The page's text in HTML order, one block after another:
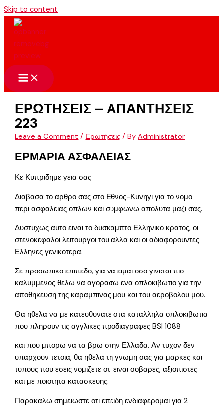
Skip to content
ΕΡΩΤΗΣΕΙΣ – ΑΠΑΝΤΗΣΕΙΣ
223
Leave a Comment / Ερωτήσεις / ByAdministrator
ΕΡΜΑΡΙΑ ΑΣΦΑΛΕΙΑΣ
Κε Κυπριδημε γεια σας
Διαβασα το αρθρο σας στο Εθνος-Κυνηγι για το νομο
περι ασφαλειας οπλων και συμφωνω απολυτα μαζι σας.
Δυστυχως αυτο ειναι το δυσκαμπτο Ελληνικο κρατος, οι
στενοκεφαλοι λειτουργοι του αλλα και οι αδιαφορουντες
Ελληνες γενικοτερα.
Σε προσωπικο επιπεδο, για να ειμαι οσο γινεται πιο
καλυμμενος θελω να αγορασω ενα οπλοκιβωτιο για την
αποθηκευση της καραμπινας μου και του αεροβολου μου.
Θα ηθελα να με κατευθυνατε στα καταλληλα οπλοκιβωτια
που πληρουν τις αγγλικες προδιαγραφες BSI 1088
και που μπορω να τα βρω στην Ελλαδα. Αν τυχον δεν
υπαρχουν τετοια, θα ηθελα τη γνωμη σας για μαρκες και
τυπους που εσεις νομιζετε οτι ειναι σοβαρες, αξιοπιστες
και με ποιοτητα κατασκευης.
Παρακαλω σημειωστε οτι επειδη ενδιαφερομαι για 2